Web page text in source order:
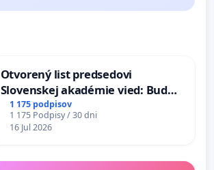
Otvorený list predsedovi
Slovenskej akadémie vied: Bude
mať Vízia Slovenska 2040 mravnú
chrbticu?
1 175 podpisov
1 175 Podpisy / 30 dni
16 Jul 2026